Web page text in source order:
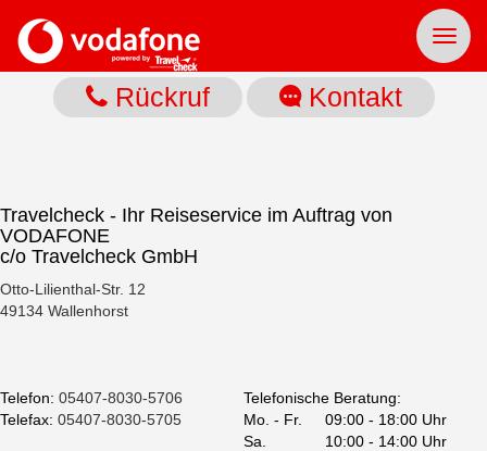
Toggle
Rückruf Kontakt
Travelcheck - Ihr Reiseservice im Auftrag von
VODAFONE
c/o Travelcheck GmbH
Otto-Lilienthal-Str. 12
49134 Wallenhorst
Telefon: 05407-8030-5706
Telefonische Beratung:
Telefax: 05407-8030-5705
Mo. - Fr.
Sa.
09:00 - 18:00 Uhr
10:00 - 14:00 Uhr